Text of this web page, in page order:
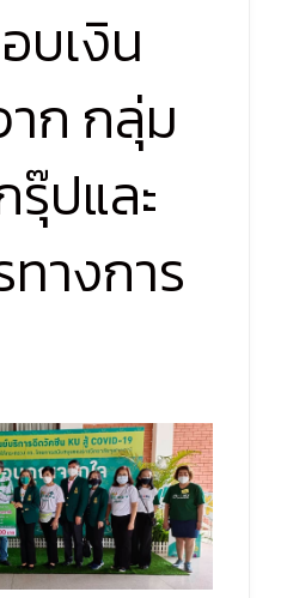
บเงิน
ก กลุ่ม
รุ๊ปและ
างการ